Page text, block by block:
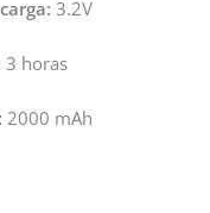
3.2V
3 horas
2000 mAh